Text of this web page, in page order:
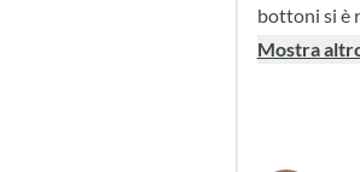
bottoni si è
supporto
Mostra